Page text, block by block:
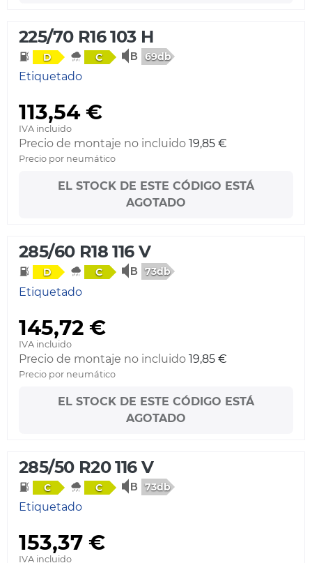
225/70 R16 103 H
D C 69db
Etiquetado
113,54 €
IVA incluido
Precio de montaje no incluido 19,85 €
Precio por neumático
EL STOCK DE ESTE CÓDIGO ESTÁ
AGOTADO
285/60 R18 116 V
D C 73db
Etiquetado
145,72 €
IVA incluido
Precio de montaje no incluido 19,85 €
Precio por neumático
EL STOCK DE ESTE CÓDIGO ESTÁ
AGOTADO
285/50 R20 116 V
C C 73db
Etiquetado
153,37 €
IVA incluido